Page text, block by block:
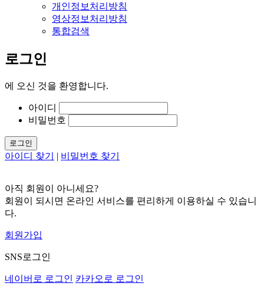
개인정보처리방침
영상정보처리방침
통합검색
로그인
에 오신 것을 환영합니다.
아이디
비밀번호
로그인
아이디 찾기 | 비밀번호 찾기
아직 회원이 아니세요?
회원이 되시면 온라인 서비스를 편리하게 이용하실 수 있습니
다.
회원가입
SNS로그인
네이버로 로그인 카카오로 로그인